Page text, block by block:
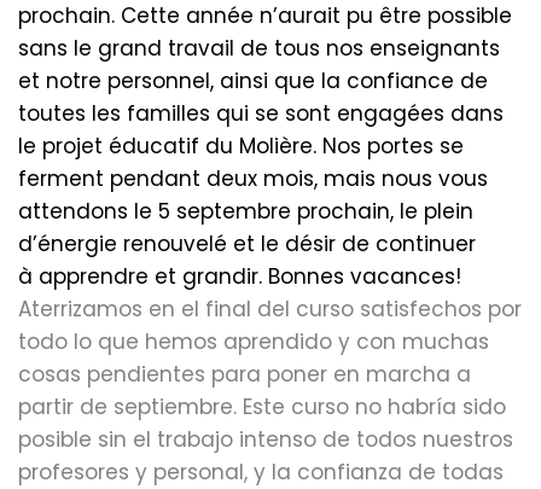
prochain. Cette année n’aurait pu être possible
sans le grand travail de tous nos enseignants
et notre personnel, ainsi que la confiance de
toutes les familles qui se sont engagées dans
le projet éducatif du Molière. Nos portes se
ferment pendant deux mois, mais nous vous
attendons le 5 septembre prochain, le plein
d’énergie renouvelé et le désir de continuer
à apprendre et grandir. Bonnes vacances!​
Aterrizamos en el final del curso satisfechos por
todo lo que hemos aprendido y con muchas
cosas pendientes para poner en marcha a
partir de septiembre. Este curso no habría sido
posible sin el trabajo intenso de todos nuestros
profesores y personal, y la confianza de todas